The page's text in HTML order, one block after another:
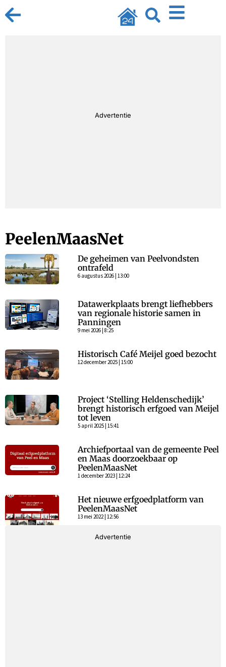
Advertentie
PeelenMaasNet
De geheimen van Peelvondsten
ontrafeld
6 augustus 2026 | 13:00
Datawerkplaats brengt liefhebbers
van regionale historie samen in
Panningen
9 mei 2026 | 8:25
Historisch Café Meijel goed bezocht
12 december 2025 | 15:00
Project ‘Stelling Heldenschedijk’
brengt historisch erfgoed van Meijel
tot leven
5 april 2025 | 15:41
Archiefportaal van de gemeente Peel
en Maas doorzoekbaar op
PeelenMaasNet
1 december 2023 | 12:24
Het nieuwe erfgoedplatform van
PeelenMaasNet
13 mei 2022 | 12:56
Advertentie